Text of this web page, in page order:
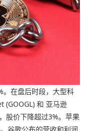
在盘后时段，大型科
(GOOGL) 和 亚马逊
股价下降超过3%。苹果